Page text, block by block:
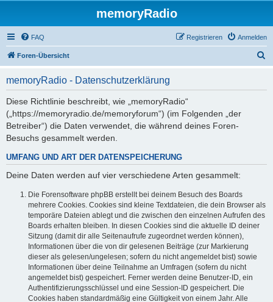
memoryRadio
FAQ Anmelden
Registrieren
Foren-Übersicht
memoryRadio - Datenschutzerklärung
Diese Richtlinie beschreibt, wie „memoryRadio“
(„https://memoryradio.de/memoryforum“) (im Folgenden „der
Betreiber“) die Daten verwendet, die während deines Foren-
Besuchs gesammelt werden.
UMFANG UND ART DER DATENSPEICHERUNG
Deine Daten werden auf vier verschiedene Arten gesammelt:
Die Forensoftware phpBB erstellt bei deinem Besuch des Boards
mehrere Cookies. Cookies sind kleine Textdateien, die dein Browser als
temporäre Dateien ablegt und die zwischen den einzelnen Aufrufen des
Boards erhalten bleiben. In diesen Cookies sind die aktuelle ID deiner
Sitzung (damit dir alle Seitenaufrufe zugeordnet werden können),
Informationen über die von dir gelesenen Beiträge (zur Markierung
dieser als gelesen/ungelesen; sofern du nicht angemeldet bist) sowie
Informationen über deine Teilnahme an Umfragen (sofern du nicht
angemeldet bist) gespeichert. Ferner werden deine Benutzer-ID, ein
Authentifizierungsschlüssel und eine Session-ID gespeichert. Die
Cookies haben standardmäßig eine Gültigkeit von einem Jahr. Alle